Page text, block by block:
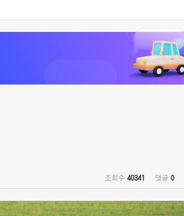
조회수 40341 댓글 0